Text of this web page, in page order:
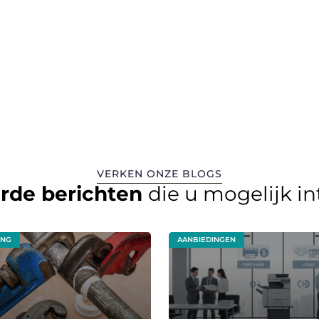
VERKEN ONZE BLOGS
berichten die u mogelijk
AANBIEDINGEN